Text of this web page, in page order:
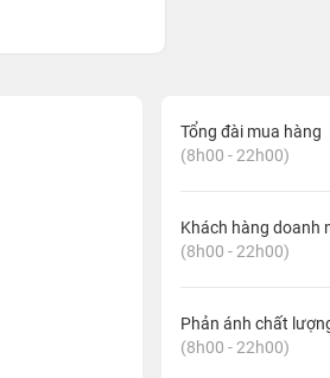
Tổng đài mua hàng
(8h00 - 22h00)
Khách hàng doanh
(8h00 - 22h00)
Phản ánh chất
(8h00 - 22h00)